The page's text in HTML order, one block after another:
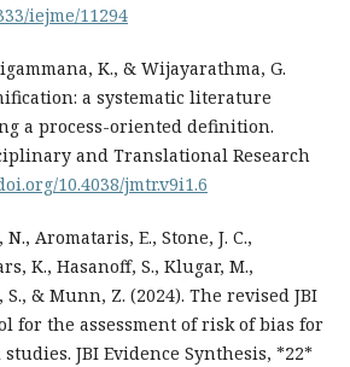
iejme/11294
K., & Wijayarathma, G.
a systematic literature
a process-oriented definition.
and Translational Research
10.4038/jmtr.v9i1.6
Aromataris, E., Stone, J. C.,
K., Hasanoff, S., Klugar, M.,
& Munn, Z. (2024). The revised JBI
for the assessment of risk of bias for
JBI Evidence Synthesis, *22*